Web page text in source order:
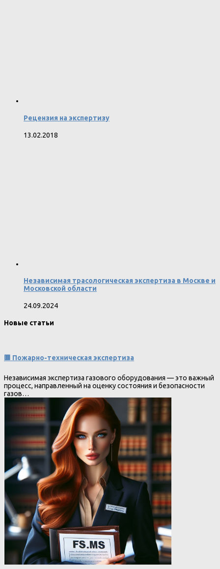
Рецензия на экспертизу
13.02.2018
Независимая трасологическая экспертиза в Москве и
Московской области
24.09.2024
Новые статьи
🟥 Пожарно-техническая экспертиза
Независимая экспертиза газового оборудования — это важный
процесс, направленный на оценку состояния и безопасности
газов…